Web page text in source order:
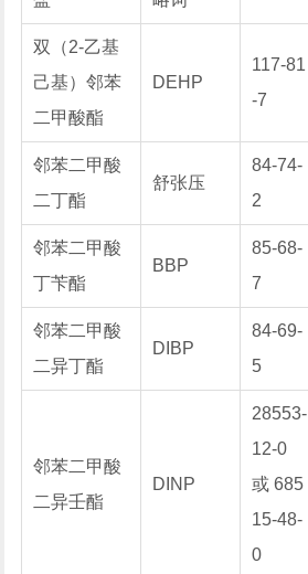
双（2-乙基
己基）邻苯
二甲酸酯
DEHP
117-81
-7
邻苯二甲酸
二丁酯
舒张压
84-74-
2
邻苯二甲酸
丁苄酯
BBP
85-68-
7
邻苯二甲酸
二异丁酯
DIBP
84-69-
5
邻苯二甲酸
二异壬酯
DINP
28553-
12-0
或 685
15-48-
0